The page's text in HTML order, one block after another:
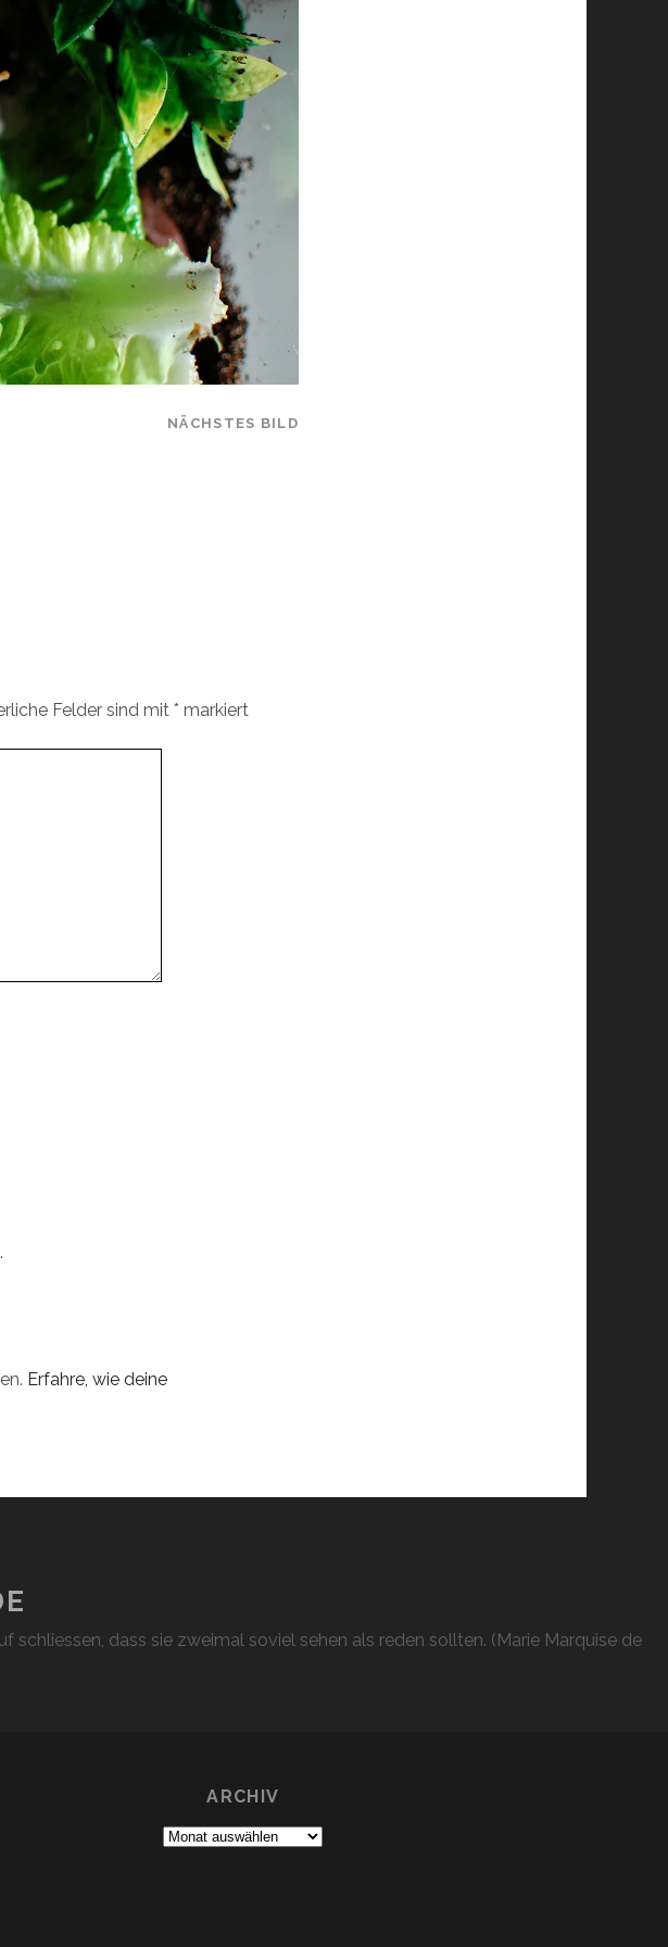
NÄCHSTES BILD
Felder sind mit * markiert
Erfahre, wie deine
dass sie zweimal soviel sehen als reden sollten. (Marie Marquise de
ARCHIV
Archiv